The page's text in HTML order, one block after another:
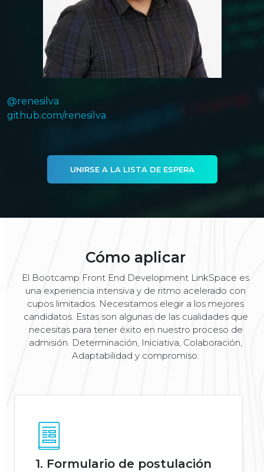
@renesilva
github.com/renesilva
UNIRSE A LA LISTA DE ESPERA
Cómo aplicar
El Bootcamp Front End Development LinkSpace es
una experiencia intensiva y de ritmo acelerado con
cupos limitados. Necesitamos elegir a los mejores
candidatos. Estas son algunas de las cualidades que
necesitas para tener éxito en nuestro proceso de
admisión. Determinación, Iniciativa, Colaboración,
Adaptabilidad y compromiso.
1. Formulario de postulación